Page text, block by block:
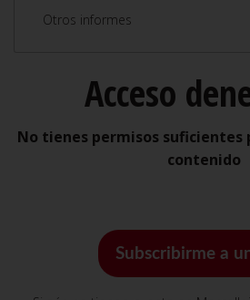
Otros informes
Acceso
No tienes permisos suficientes
contenido
Subscribirme a